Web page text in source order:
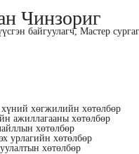
Чинзориг
байгуулагч, Мастер
хөгжилийн хөтөлбөр
ажиллагааны хөтөлбөр
хөтөлбөр
урлагийн хөтөлбөр
хөтөлбөр
Нийслэлийн Засаг
Тамгын Газар, Хүний
нөөцийн хэлтэс,